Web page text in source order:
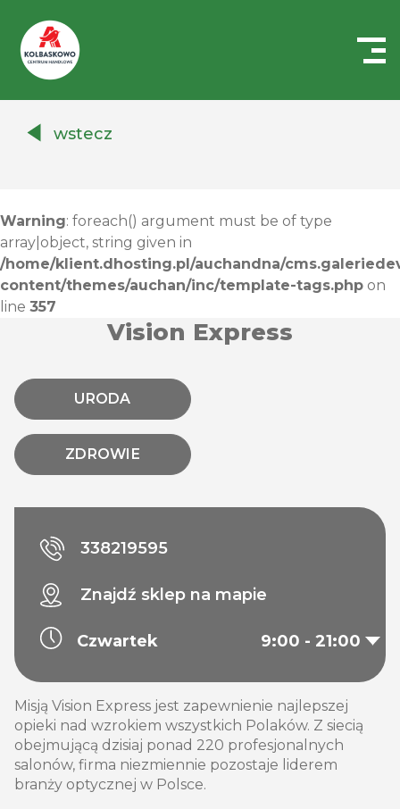
Auchanwstecz
Warning: foreach() argument must be of type
array|object, string given in
/home/klient.dhosting.pl/auchandna/
content/themes/auchan/inc/template-tags.php on
line 357
Vision Express
URODA
ZDROWIE
338219595
Znajdź sklep na mapie
Czwartek 9:00 - 21:00
Misją Vision Express jest zapewnienie najlepszej
opieki nad wzrokiem wszystkich Polaków. Z siecią
obejmującą dzisiaj ponad 220 profesjonalnych
salonów, firma niezmiennie pozostaje liderem
branży optycznej w Polsce.